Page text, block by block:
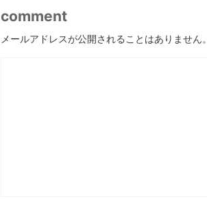
comment
メールアドレスが公開されることはありません。